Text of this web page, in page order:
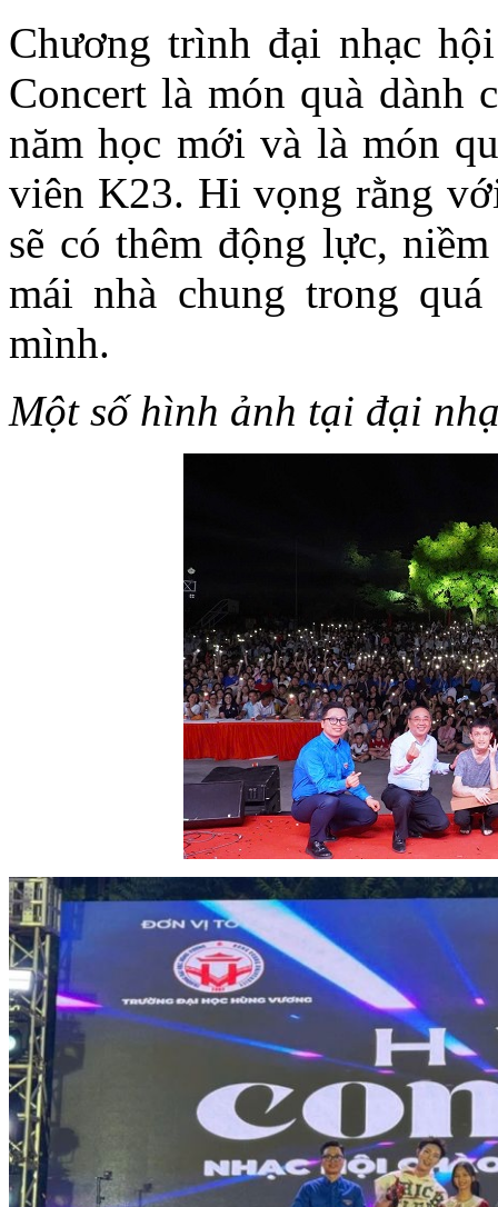
Chương trình đại nhạc
Concert là món quà dành
năm học mới và là món
viên K23. Hi vọng rằng
sẽ có thêm động lực,
mái nhà chung trong
mình.
Một số hình ảnh tại đại